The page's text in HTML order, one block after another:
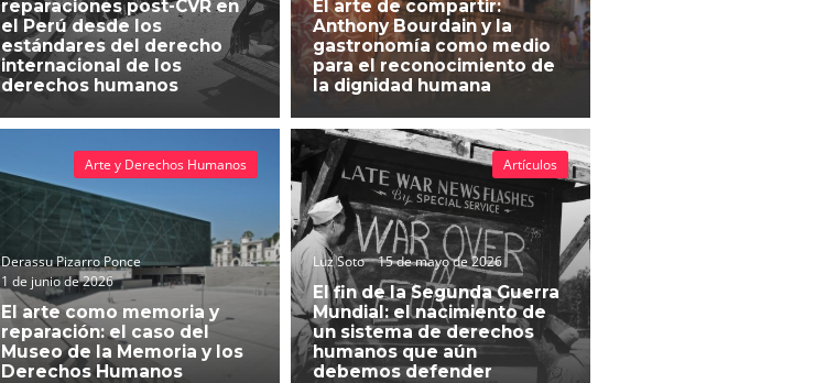
reparaciones post-CVR en
el Perú desde los
estándares del derecho
internacional de los
derechos humanos
El arte de compartir:
Anthony Bourdain y la
gastronomía como medio
para el reconocimiento de
la dignidad humana
Derassu Pizarro Ponce
1 de junio de 2026
El arte como memoria y
reparación: el caso del
Museo de la Memoria y los
Derechos Humanos
Arte y Derechos Humanos
Luz Soto 15 de mayo de 2026
El fin de la Segunda Guerra
Mundial: el nacimiento de
un sistema de derechos
humanos que aún
debemos defender
Artículos